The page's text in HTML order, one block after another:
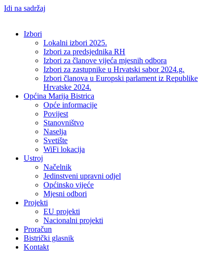
Idi na sadržaj
Izbori
Lokalni izbori 2025.
Izbori za predsjednika RH
Izbori za članove vijeća mjesnih odbora
Izbori za zastupnike u Hrvatski sabor 2024.g.
Izbori članova u Europski parlament iz Republike
Hrvatske 2024.
Općina Marija Bistrica
Opće informacije
Povijest
Stanovništvo
Naselja
Svetište
WiFi lokacija
Ustroj
Načelnik
Jedinstveni upravni odjel
Općinsko vijeće
Mjesni odbori
Projekti
EU projekti
Nacionalni projekti
Proračun
Bistrički glasnik
Kontakt